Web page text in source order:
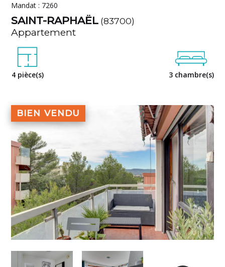
Mandat : 7260
SAINT-RAPHAËL (83700)
Appartement
4 pièce(s) 3 chambre(s)
BIEN VENDU